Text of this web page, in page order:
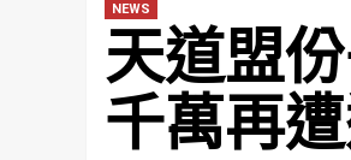
NEWS
天道盟
千萬再